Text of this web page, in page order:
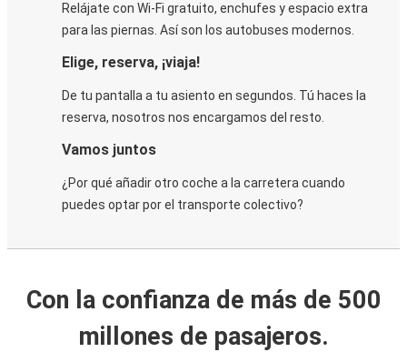
Relájate con Wi-Fi gratuito, enchufes y espacio extra
para las piernas. Así son los autobuses modernos.
Elige, reserva, ¡viaja!
De tu pantalla a tu asiento en segundos. Tú haces la
reserva, nosotros nos encargamos del resto.
Vamos juntos
¿Por qué añadir otro coche a la carretera cuando
puedes optar por el transporte colectivo?
Con la confianza de más de 500
millones de pasajeros.